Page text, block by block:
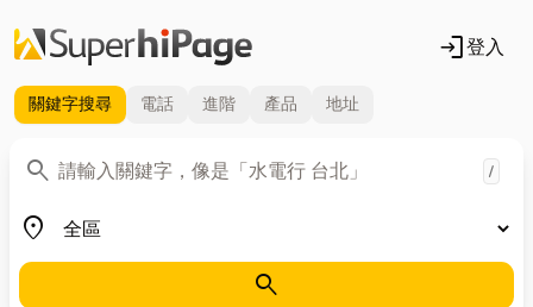
login登入
關鍵字搜尋 電話 進階 產品 地址
search
關鍵字 /
place
地區
search